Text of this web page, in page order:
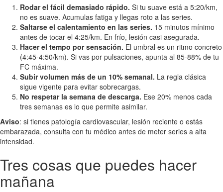
Rodar el fácil demasiado rápido. Si tu suave está a 5:20/km,
no es suave. Acumulas fatiga y llegas roto a las series.
Saltarse el calentamiento en las series. 15 minutos mínimo
antes de tocar el 4:25/km. En frío, lesión casi asegurada.
Hacer el tempo por sensación. El umbral es un ritmo concreto
(4:45-4:50/km). Si vas por pulsaciones, apunta al 85-88% de tu
FC máxima.
Subir volumen más de un 10% semanal. La regla clásica
sigue vigente para evitar sobrecargas.
No respetar la semana de descarga. Ese 20% menos cada
tres semanas es lo que permite asimilar.
Aviso: si tienes patología cardiovascular, lesión reciente o estás
embarazada, consulta con tu médico antes de meter series a alta
intensidad.
Tres cosas que puedes hacer
mañana